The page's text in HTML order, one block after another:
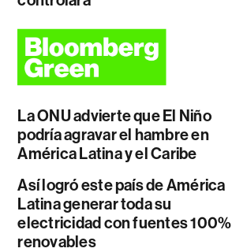
La ONU advierte que El Niño
podría agravar el hambre en
América Latina y el Caribe
Así logró este país de América
Latina generar toda su
electricidad con fuentes 100%
renovables